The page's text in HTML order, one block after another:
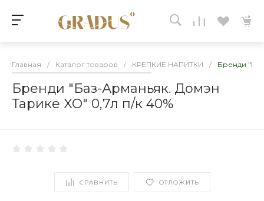
Главная / Каталог товаров / КРЕПКИЕ НАПИТКИ / Бренди
Бренди "Баз-Арманьяк. Домэн
Тарике XO" 0,7л п/к 40%
СРАВНИТЬ ОТЛОЖИТЬ